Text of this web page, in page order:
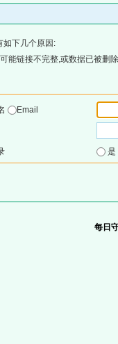
如下几个原因:
能链接不完整,或数据已被删
Email
每日